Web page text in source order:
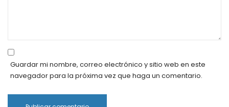
Guardar mi nombre, correo electrónico y sitio web en este
navegador para la próxima vez que haga un comentario.